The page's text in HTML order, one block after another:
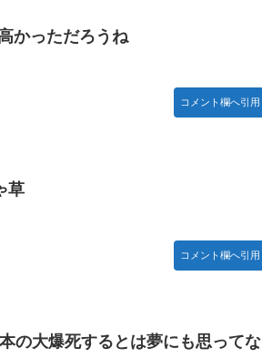
かっただろうね
コメント欄へ引用
草
コメント欄へ引用
の大爆死するとは夢にも思ってな